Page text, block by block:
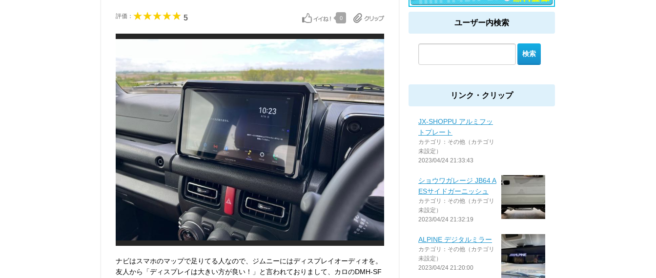
評価： 5 0
ナビはスマホのマップで足りてる人なので、ジムニーにはディスプレイオーディオを。
友人から「ディスプレイは大きい方が良い！」と言われておりまして、カロのDMH-SF
ユーザー内検索
リンク・クリップ
JX-SHOPPU アルミフッ
トプレート
カテゴリ：その他（カテゴリ
未設定）
2023/04/24 21:33:43
ショウワガレージ JB64 A
ESサイドガーニッシュ
カテゴリ：その他（カテゴリ
未設定）
2023/04/24 21:32:19
ALPINE デジタルミラー
カテゴリ：その他（カテゴリ
未設定）
2023/04/24 21:20:00